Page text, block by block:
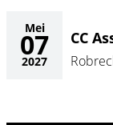
Mei
07
2027
CC